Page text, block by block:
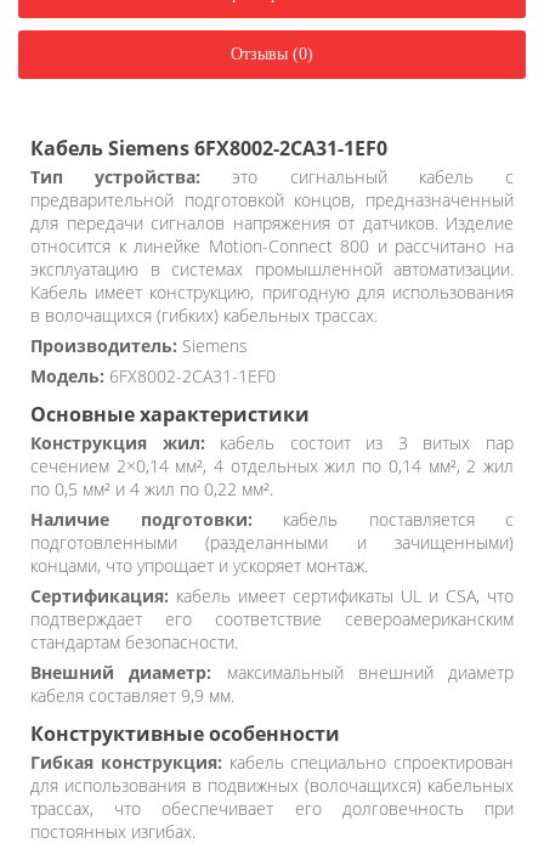
Отзывы (0)
Кабель Siemens 6FX8002-2CA31-1EF0
Тип устройства: это сигнальный кабель с
предварительной подготовкой концов, предназначенный
для передачи сигналов напряжения от датчиков. Изделие
относится к линейке Motion-Connect 800 и рассчитано на
эксплуатацию в системах промышленной автоматизации.
Кабель имеет конструкцию, пригодную для использования
в волочащихся (гибких) кабельных трассах.
Производитель: Siemens
Модель: 6FX8002-2CA31-1EF0
Основные характеристики
Конструкция жил: кабель состоит из 3 витых пар
сечением 2×0,14 мм², 4 отдельных жил по 0,14 мм², 2 жил
по 0,5 мм² и 4 жил по 0,22 мм².
Наличие подготовки: кабель поставляется с
подготовленными (разделанными и зачищенными)
концами, что упрощает и ускоряет монтаж.
Сертификация: кабель имеет сертификаты UL и CSA, что
подтверждает его соответствие североамериканским
стандартам безопасности.
Внешний диаметр: максимальный внешний диаметр
кабеля составляет 9,9 мм.
Конструктивные особенности
Гибкая конструкция: кабель специально спроектирован
для использования в подвижных (волочащихся) кабельных
трассах, что обеспечивает его долговечность при
постоянных изгибах.